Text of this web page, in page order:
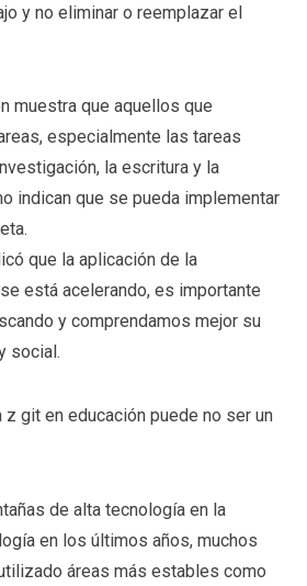
y no eliminar o reemplazar el
muestra que aquellos que
especialmente las tareas
la escritura y la
indican que se pueda implementar
que la aplicación de la
está acelerando, es importante
y comprendamos mejor su
social.
z git en educación puede no ser un
de alta tecnología en la
en los últimos años, muchos
áreas más estables como